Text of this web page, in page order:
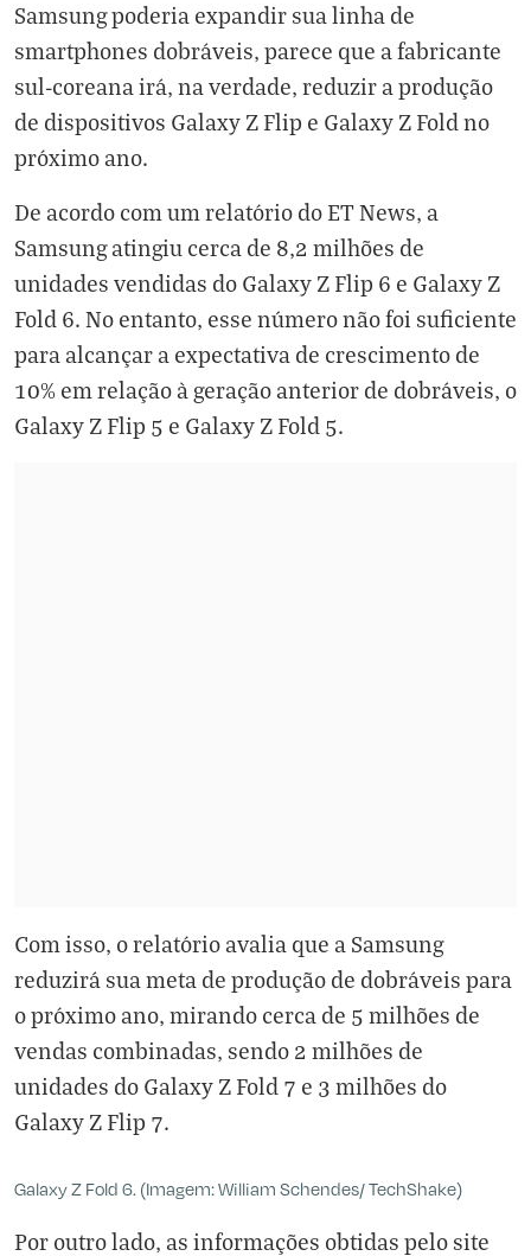
Samsung poderia expandir sua linha de
smartphones dobráveis, parece que a fabricante
sul-coreana irá, na verdade, reduzir a produção
de dispositivos Galaxy Z Flip e Galaxy Z Fold no
próximo ano.
De acordo com um relatório do ET News, a
Samsung atingiu cerca de 8,2 milhões de
unidades vendidas do Galaxy Z Flip 6 e Galaxy Z
Fold 6. No entanto, esse número não foi suficiente
para alcançar a expectativa de crescimento de
10% em relação à geração anterior de dobráveis, o
Galaxy Z Flip 5 e Galaxy Z Fold 5.
Com isso, o relatório avalia que a Samsung
reduzirá sua meta de produção de dobráveis para
o próximo ano, mirando cerca de 5 milhões de
vendas combinadas, sendo 2 milhões de
unidades do Galaxy Z Fold 7 e 3 milhões do
Galaxy Z Flip 7.
Galaxy Z Fold 6. (Imagem: William Schendes/ TechShake)
Por outro lado, as informações obtidas pelo site